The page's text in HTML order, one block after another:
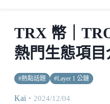
TRX 幣｜
熱門生態項目
#熱點話題 #Layer 1 公鏈
Kai ・ 2024/12/04